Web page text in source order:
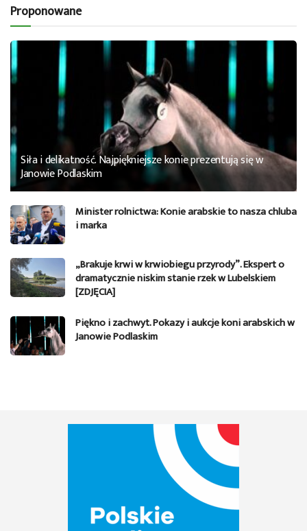
Proponowane
Siła i delikatność. Najpiękniejsze konie prezentują się w
Janowie Podlaskim
Minister rolnictwa: Konie arabskie to nasza chluba
i marka
„Brakuje krwi w krwiobiegu przyrody”. Ekspert o
dramatycznie niskim stanie rzek w Lubelskiem
[ZDJĘCIA]
Piękno i zachwyt. Pokazy i aukcje koni arabskich w
Janowie Podlaskim